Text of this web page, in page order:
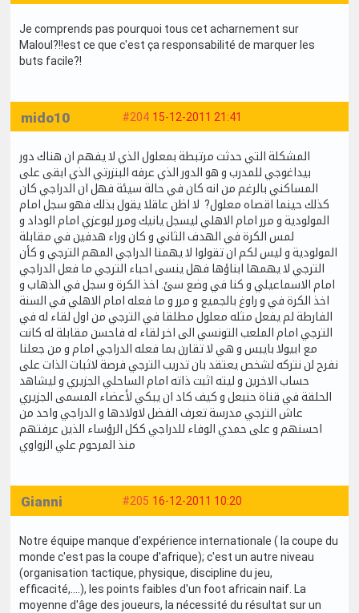
Je comprends pas pourquoi tous cet acharnement sur
Maloul?!!est ce que c'est ça responsabilité de marquer les
buts facile?!
#204 15-12-2011 21:41
mido10
المشكلة التي حدثت مرتبطة بمعلول الذي لا يفهم ان هناك دور
بيداغوجي للمدرب و هو الدور الذي عرفه البنزرتي الذي ابقى على
المساكني بالرغم من انه كان في حالة سيئة فهل ان الدراجي كان
كذلك حينما اقصاه معلول? لا اظن عاقلا يقول بذلك فهو سجل امام
المولودية و مرر امام الاهلي ليسجل يانيك ومرر لبوعزي امام الوداد و
لمس الكرة في الهدف الثاني و كان وراء هدفين في مقابلة
المولودية و ليس لكم ان تقولوا لا يهمنا الدراجي المهم الترجي و كأن
الترجي لا يهمها ابناؤها فهل ينسى احباء الترجي ما فعل الدراجي
امام الاسماعيلي و كنا في وضع سئ. اخذ الكرة و سجل في الذهاب و
اخذ الكرة في و راوغ بالجميع و مرر و ما فعله امام الاهلي في السنة
الفارطة لم يفعل مثله معلول مطلقا في الترجي من اول لقاء له في
الترجي امام الملعب التونسي الى اخر لقاء له فاحسن مقابلة له كانت
مع ابيولا بايبس و هي لا تقارن بما فعله الدراجي امام و من جعلنا
نفرح لن نتركه لشخص يعتقد بان تدريب الترجي فرصة لاثبات الذات على
حساب الاخرين و ليته اثبت ذاته امام الساحلي الجزيري و ليشاهد
الحلقة في قناة حنبعل و كيف كاد ان يبكي لأعضاء المسمى الجزيري
عاش الترجي مدرسة تعرف الفضل لاولادها و الدراجي واحد من
احسنهم و على حمدي الوفاء للدراجي ككل الرؤساء الذين عرفتهم
منذ المرحوم علي الزواوي
#205 16-12-2011 10:20
Gianni
Notre équipe manque d'expérience internationale ( la coupe du
monde c'est pas la coupe d'afrique); c'est un autre niveau
(organisation tactique, physique, discipline du jeu,
efficacité,....), les points faibles d'un foot africain naif. La
moyenne d'âge des joueurs, la nécessité du résultat sur un